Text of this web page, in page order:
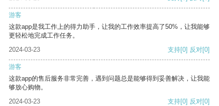
游客
这款app是我工作上的得力助手，让我的工作效率提高了50%，让我能够
更轻松地完成工作任务。
2024-03-23
支持[0] 反对[0]
游客
这款app的售后服务非常完善，遇到问题总是能够得到妥善解决，让我能
够放心购物。
2024-03-23
支持[0] 反对[0]